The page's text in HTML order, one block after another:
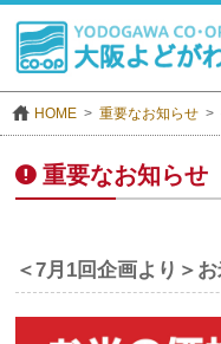
HOME 重要なお知らせ
重要なお知らせ
＜7月1回企画より＞